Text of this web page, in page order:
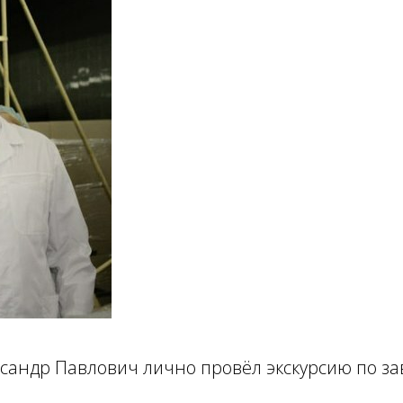
Павлович лично провёл экскурсию по